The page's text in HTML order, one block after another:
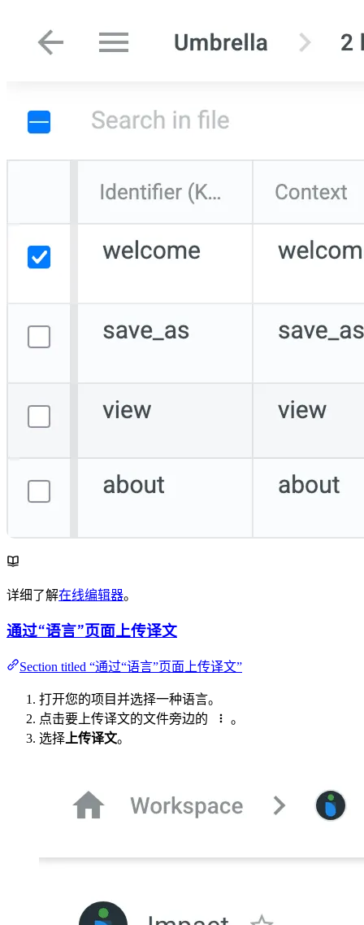
详细了解在线编辑器。
通过“语言”页面上传译文
Section titled “通过“语言”页面上传译文”
打开您的项目并选择一种语言。
点击要上传译文的文件旁边的
。
选择 上传译文。